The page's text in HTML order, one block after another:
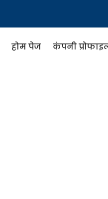
होम पेज कंपनी